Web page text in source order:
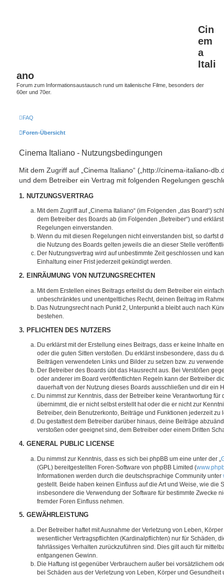
Cin
em
a
Itali
ano
Forum zum Informationsaustausch rund um italienische Filme, besonders der
60er und 70er.
FAQ
Foren-Übersicht
Cinema Italiano - Nutzungsbedingungen
Mit dem Zugriff auf „Cinema Italiano“ („http://cinema-italiano-
und dem Betreiber ein Vertrag mit folgenden Regelungen
1. NUTZUNGSVERTRAG
Mit dem Zugriff auf „Cinema Italiano“ (im Folgenden „das Board“)
dem Betreiber des Boards ab (im Folgenden „Betreiber“) und
Regelungen einverstanden.
Wenn du mit diesen Regelungen nicht einverstanden bist, so darfst
die Nutzung des Boards gelten jeweils die an dieser Stelle
Der Nutzungsvertrag wird auf unbestimmte Zeit geschlossen und
Einhaltung einer Frist jederzeit gekündigt werden.
2. EINRÄUMUNG VON NUTZUNGSRECHTEN
Mit dem Erstellen eines Beitrags erteilst du dem Betreiber ein
unbeschränktes und unentgeltliches Recht, deinen Beitrag im
Das Nutzungsrecht nach Punkt 2, Unterpunkt a bleibt auch nach
bestehen.
3. PFLICHTEN DES NUTZERS
Du erklärst mit der Erstellung eines Beitrags, dass er keine Inhalte
oder die guten Sitten verstoßen. Du erklärst insbesondere, dass du
Beiträgen verwendeten Links und Bilder zu setzen bzw. zu
Der Betreiber des Boards übt das Hausrecht aus. Bei Verstößen
oder anderer im Board veröffentlichten Regeln kann der Betreiber
dauerhaft von der Nutzung dieses Boards ausschließen und dir ein
Du nimmst zur Kenntnis, dass der Betreiber keine Verantwortung für
übernimmt, die er nicht selbst erstellt hat oder die er nicht zur
Betreiber, dein Benutzerkonto, Beiträge und Funktionen jederzeit zu
Du gestattest dem Betreiber darüber hinaus, deine Beiträge
verstoßen oder geeignet sind, dem Betreiber oder einem Dritten
4. GENERAL PUBLIC LICENSE
Du nimmst zur Kenntnis, dass es sich bei phpBB um eine unter der „
(GPL) bereitgestellten Foren-Software von phpBB Limited (
Informationen werden durch die deutschsprachige Community unter
gestellt. Beide haben keinen Einfluss auf die Art und Weise, wie die
insbesondere die Verwendung der Software für bestimmte Zwecke
fremder Foren Einfluss nehmen.
5. GEWÄHRLEISTUNG
Der Betreiber haftet mit Ausnahme der Verletzung von Leben,
wesentlicher Vertragspflichten (Kardinalpflichten) nur für Schäden,
fahrlässiges Verhalten zurückzuführen sind. Dies gilt auch für
entgangenen Gewinn.
Die Haftung ist gegenüber Verbrauchern außer bei vorsätzlichem
bei Schäden aus der Verletzung von Leben, Körper und